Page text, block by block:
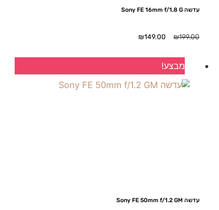
עדשה Sony FE 16mm f/1.8 G
₪199.00
המחיר
היה:
₪199.00.
₪149.00
הוא:
מבצע!
עדשה Sony FE 50mm f/1.2 GM